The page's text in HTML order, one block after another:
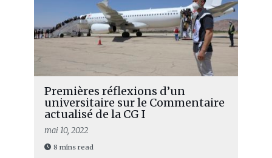
Premières réflexions d’un
universitaire sur le Commentaire
actualisé de la CG I
mai 10, 2022
8 mins read